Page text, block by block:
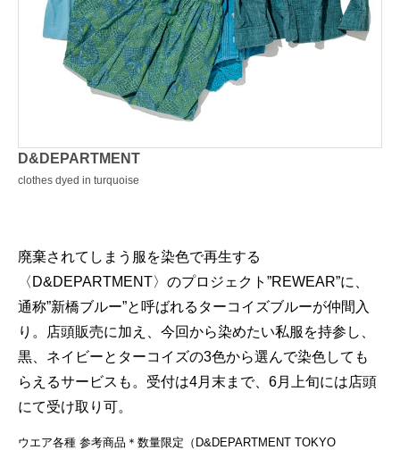
D&DEPARTMENT
clothes dyed in turquoise
廃棄されてしまう服を染色で再生する
〈D&DEPARTMENT〉のプロジェクト”REWEAR”に、
通称”新橋ブルー”と呼ばれるターコイズブルーが仲間入
り。店頭販売に加え、今回から染めたい私服を持参し、
黒、ネイビーとターコイズの3色から選んで染色しても
らえるサービスも。受付は4月末まで、6月上旬には店頭
にて受け取り可。
ウエア各種 参考商品＊数量限定（D&DEPARTMENT TOKYO